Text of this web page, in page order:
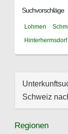
Suchvorschläge
Lohmen
Hinterhermsdorf
Schweiz
Regionen